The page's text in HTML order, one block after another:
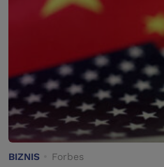
BIZNIS Forbes